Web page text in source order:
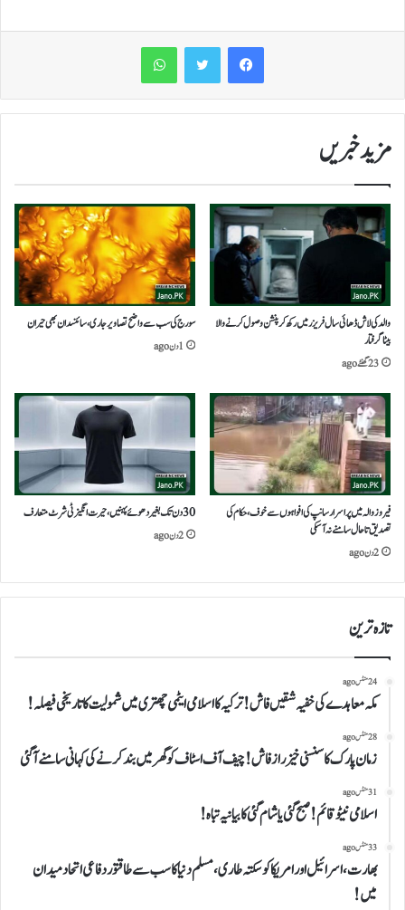
WhatsApp
مزید خبریں
والد کی لاش ڈھائی سال فریزر میں رکھ کر پنشن وصول کرنے والا
بیٹا گرفتار
23 گھنٹے ago
سورج کی سب سے واضح تصاویر جاری، سائنسدان بھی حیران
1 دن ago
فیروزوالہ میں پراسرار سانپ کی افواہوں سے خوف، حکام کی
تصدیق تاحال سامنے نہ آ سکی
2 دن ago
30 دن تک بغیر دھوئے پہنیں،حیرت انگیز ٹی شرٹ متعارف
2 دن ago
تازہ ترین
24 منٹس ago
مکہ معاہدے کی خفیہ شقیں فاش!ترکیہ کا اسلامی ایٹمی چھتری میں شمولیت کا تاریخی فیصلہ!
28 منٹس ago
زمان پارک کا سنسنی خیز راز فاش!چیف آف اسٹاف کو گھر میں بند کرنے کی کہانی سامنے آ گئی
31 منٹس ago
اسلامی نیٹو قائم!صبح گئی یاشام گئی کا بیانیہ تباہ!
33 منٹس ago
بھارت،اسرائیل اور امریکاکو سکتہ طاری،مسلم دنیا کاسب سے طاقتور دفاعی اتحاد میدان
میں!